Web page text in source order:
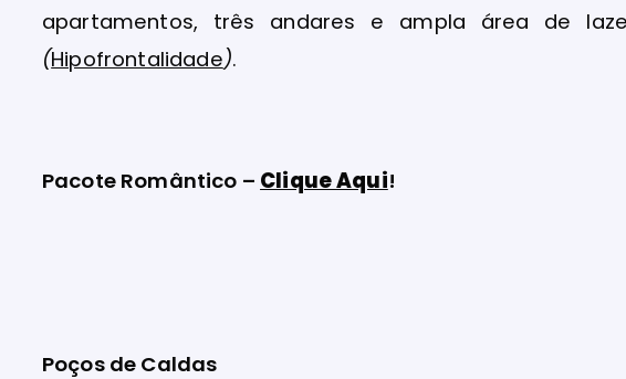
apartamentos, três andares e ampla área de
(Hipofrontalidade).
Pacote Romântico – Clique Aqui!
Poços de Caldas